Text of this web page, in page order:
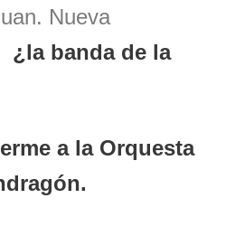
Nueva
¿la banda de la
a la Orquesta